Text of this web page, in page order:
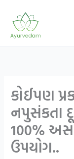
content
કોઈપણ
નપુસંકતા
100%
ઉપયોગ..